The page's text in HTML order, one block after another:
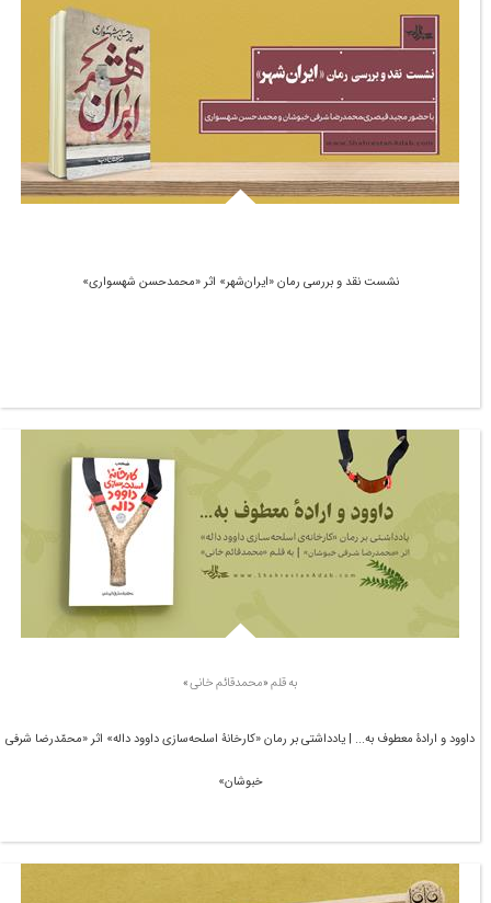
نشست نقد و بررسی رمان «ایران‌شهر» اثر «محمدحسن شهسواری»
به قلم «محمدقائم خانی»
داوود و ارادۀ معطوف به... | یادداشتی بر رمان «کارخانۀ اسلحه‌سازی داوود داله» اثر «محمّدرضا شرفی
خبوشان»